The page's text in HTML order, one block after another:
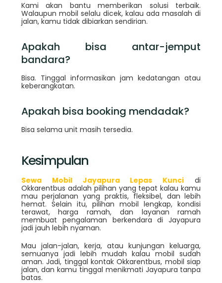
Kami akan bantu memberikan solusi terbaik.
Walaupun mobil selalu dicek, kalau ada masalah di
jalan, kamu tidak dibiarkan sendirian.
Apakah bisa antar-jemput
bandara?
Bisa. Tinggal informasikan jam kedatangan atau
keberangkatan.
Apakah bisa booking mendadak?
Bisa selama unit masih tersedia.
Kesimpulan
Sewa Mobil Jayapura Lepas Kunci di
Okkarentbus adalah pilihan yang tepat kalau kamu
mau perjalanan yang praktis, fleksibel, dan lebih
hemat. Selain itu, pilihan mobil lengkap, kondisi
terawat, harga ramah, dan layanan ramah
membuat pengalaman berkendara di Jayapura
jadi jauh lebih nyaman.
Mau jalan-jalan, kerja, atau kunjungan keluarga,
semuanya jadi lebih mudah kalau mobil sudah
aman. Jadi, tinggal kontak Okkarentbus, mobil siap
jalan, dan kamu tinggal menikmati Jayapura tanpa
batas.